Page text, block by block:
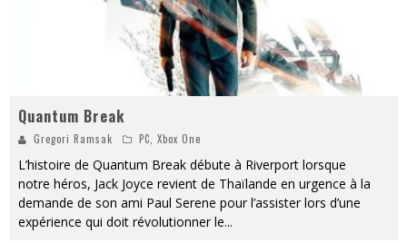
« Damn Them All » - Un duo de Choc !
Yoshi and the mysterious book
Quantum Break
Gregori Ramsak PC, Xbox One
L’histoire de Quantum Break débute à Riverport lorsque
notre héros, Jack Joyce revient de Thaïlande en urgence à la
demande de son ami Paul Serene pour l’assister lors d’une
expérience qui doit révolutionner le...